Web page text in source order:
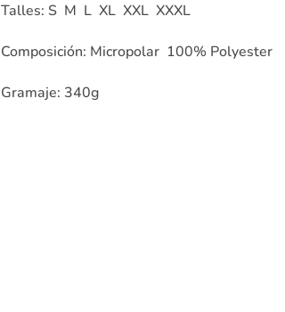
Talles: S M L XL XXL XXXL
Composición: Micropolar 100% Polyester
Gramaje: 340g